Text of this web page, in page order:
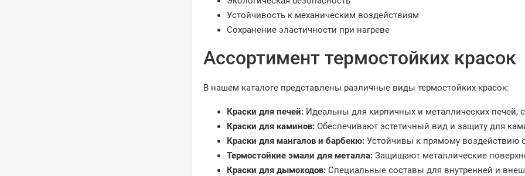
Устойчивость к механическим воздействиям
Сохранение эластичности при нагреве
Ассортимент термостойких красок
В нашем каталоге представлены различные виды термостойких красок:
Краски для печей: Идеальны для кирпичных и металлических печей,
Краски для каминов: Обеспечивают эстетичный вид и защиту для
Краски для мангалов и барбекю: Устойчивы к прямому воздействию
Термостойкие эмали для металла: Защищают металлические
Краски для дымоходов: Специальные составы для внутренней и